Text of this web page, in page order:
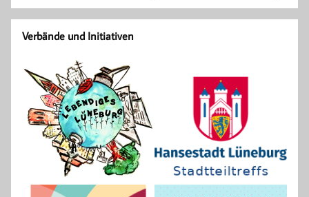
Verbände und Initiativen